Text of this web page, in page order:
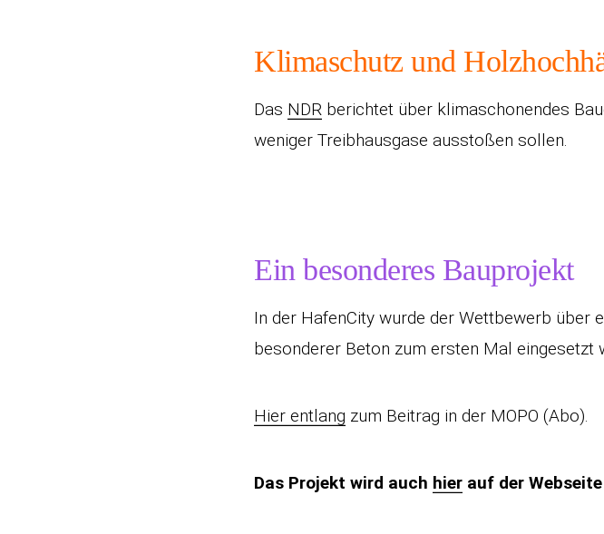
Klimaschutz und
Das NDR berichtet über klimaschonendes
weniger Treibhausgase ausstoßen sollen.
Ein besonderes Bauprojekt
In der HafenCity wurde der Wettbewerb über
besonderer Beton zum ersten Mal eingesetzt
Hier entlang zum Beitrag in der MOPO (Abo).
Das Projekt wird auch hier auf der